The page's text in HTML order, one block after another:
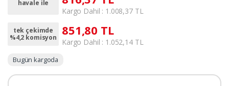
havale ile
Kargo Dahil : 1.008,37 TL
tek çekimde
%4,2 komisyon
851,80 TL
Kargo Dahil : 1.052,14 TL
Bugün kargoda